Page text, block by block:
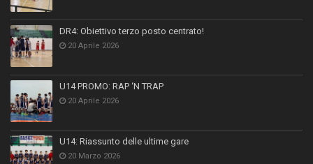
DR4: Obiettivo terzo posto centrato!
20 Aprile 2026
U14 PROMO: RAP ‘N TRAP
20 Aprile 2026
U14: Riassunto delle ultime gare
20 Marzo 2026